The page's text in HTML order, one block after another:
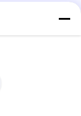
sans fil 8x 10
sans fil 4x 10